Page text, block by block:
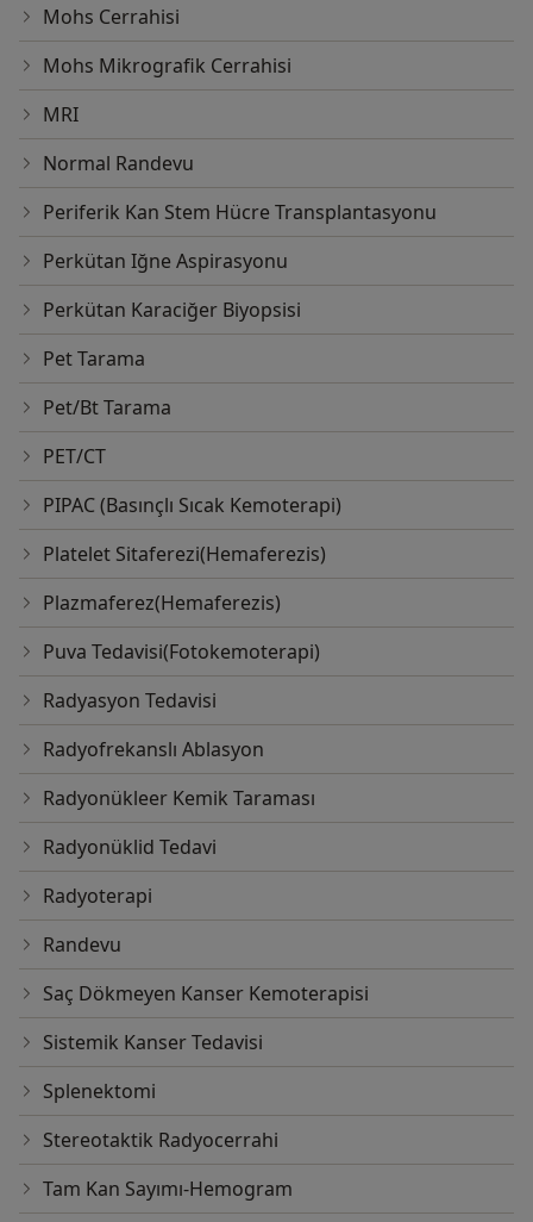
Mohs Cerrahisi
Mohs Mikrografik Cerrahisi
MRI
Normal Randevu
Periferik Kan Stem Hücre Transplantasyonu
Perkütan Iğne Aspirasyonu
Perkütan Karaciğer Biyopsisi
Pet Tarama
Pet/Bt Tarama
PET/CT
PIPAC (Basınçlı Sıcak Kemoterapi)
Platelet Sitaferezi(Hemaferezis)
Plazmaferez(Hemaferezis)
Puva Tedavisi(Fotokemoterapi)
Radyasyon Tedavisi
Radyofrekanslı Ablasyon
Radyonükleer Kemik Taraması
Radyonüklid Tedavi
Radyoterapi
Randevu
Saç Dökmeyen Kanser Kemoterapisi
Sistemik Kanser Tedavisi
Splenektomi
Stereotaktik Radyocerrahi
Tam Kan Sayımı-Hemogram